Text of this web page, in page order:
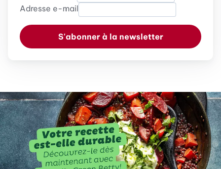
Adresse e-mail
S'abonner à la newsletter